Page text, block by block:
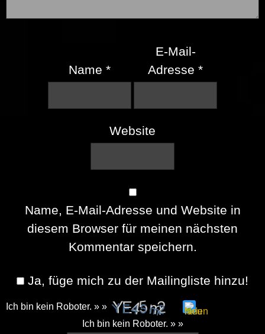
Name *
E-Mail-
Adresse*
Website
Name, E-Mail-Adresse und Website in
diesem Browser für meinen nächsten
Kommentar speichern.
Ja, füge mich zu der Mailingliste hinzu!
Ich bin kein Roboter. » »
Ich bin kein Roboter. » »